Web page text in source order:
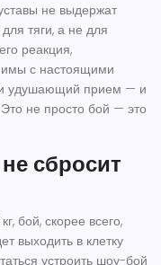
не выдержат
тяги, а не для
реакция,
с настоящими
удушающий прием — и
не просто бой — это
сбросит
бой, скорее всего,
выходить в клетку
устроить шоу-бой